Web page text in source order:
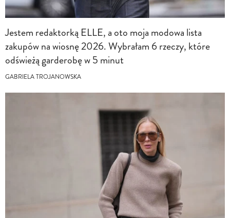
Jestem redaktorką ELLE, a oto moja modowa lista
zakupów na wiosnę 2026. Wybrałam 6 rzeczy, które
odświeżą garderobę w 5 minut
GABRIELA TROJANOWSKA